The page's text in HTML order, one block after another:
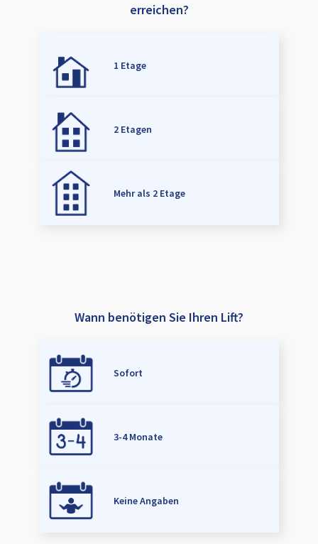
erreichen?
1 Etage
2 Etagen
Mehr als 2 Etage
Wann benötigen Sie Ihren Lift?
Sofort
3-4 Monate
Keine Angaben